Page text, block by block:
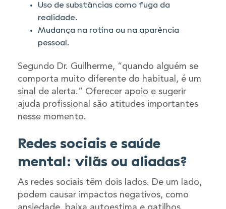
Uso de substâncias como fuga da
realidade.
Mudança na rotina ou na aparência
pessoal.
Segundo Dr. Guilherme, “quando alguém se
comporta muito diferente do habitual, é um
sinal de alerta.” Oferecer apoio e sugerir
ajuda profissional são atitudes importantes
nesse momento.
Redes sociais e saúde
mental: vilãs ou aliadas?
As redes sociais têm dois lados. De um lado,
podem causar impactos negativos, como